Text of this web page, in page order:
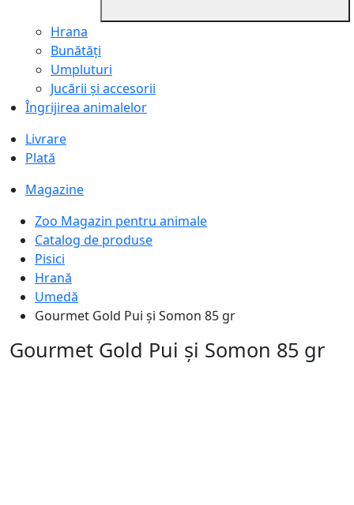
Hrana
Bunătăți
Umpluturi
Jucării și accesorii
Îngrijirea animalelor
Livrare
Plată
Magazine
Zoo Magazin pentru animale
Catalog de produse
Pisici
Hrană
Umedă
Gourmet Gold Pui și Somon 85 gr
Gourmet Gold Pui și Somon 85 gr